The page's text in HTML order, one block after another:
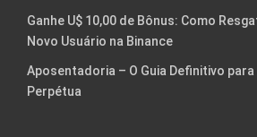
Ganhe U$ 10,00 de Bônus: Como
Novo Usuário na Binance
Aposentadoria – O Guia Definitivo
Perpétua